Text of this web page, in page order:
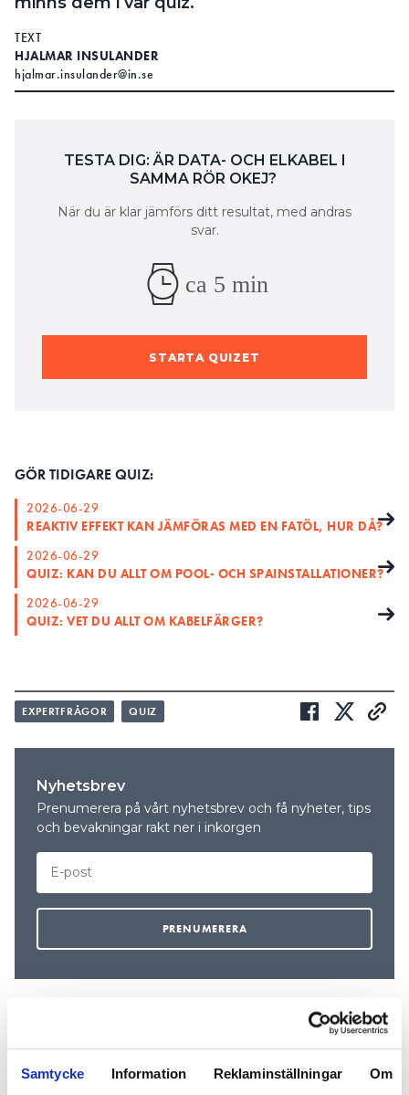
Samtycke Information Reklaminställningar Om
TEXT
HJALMAR INSULANDER
hjalmar.insulander@in.se
TESTA DIG: ÄR DATA- OCH ELKABEL I
SAMMA RÖR OKEJ?
När du är klar jämförs ditt resultat, med andras
svar.
ca 5 min
STARTA QUIZET
GÖR TIDIGARE QUIZ:
2026-06-29
REAKTIV EFFEKT KAN JÄMFÖRAS MED EN FATÖL, HUR DÅ?
2026-06-29
QUIZ: KAN DU ALLT OM POOL- OCH SPAINSTALLATIONER?
2026-06-29
QUIZ: VET DU ALLT OM KABELFÄRGER?
EXPERTFRÅGOR QUIZ
Nyhetsbrev
Prenumerera på vårt nyhetsbrev och få nyheter, tips
och bevakningar rakt ner i inkorgen